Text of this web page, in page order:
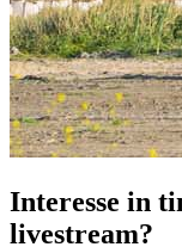
Interesse in
livestream?